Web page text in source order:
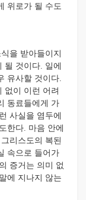
위로가 될 수도
을 받아들이지
될 것이다. 일에
유사할 것이다.
없이 이런 어려
동료들에게 가
사실을 염두에
한다. 마음 안에
리스도의 복된
속으로 들어가
증거는 의미 없
에 지나지 않는